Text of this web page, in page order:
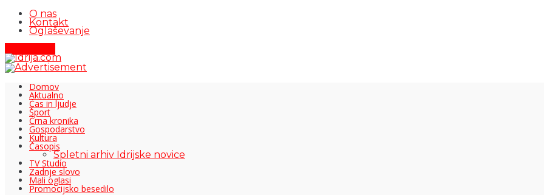
O nas
Kontakt
Oglaševanje
Domov
Aktualno
Čas in ljudje
Šport
Črna kronika
Gospodarstvo
Kultura
Časopis
Spletni arhiv Idrijske novice
TV Studio
Zadnje slovo
Mali oglasi
Promocijsko besedilo